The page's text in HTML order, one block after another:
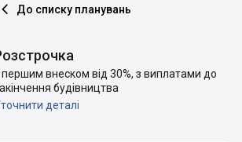
 До списку планувань
першим внеском від 30%, з виплатами до
будівництва
деталі